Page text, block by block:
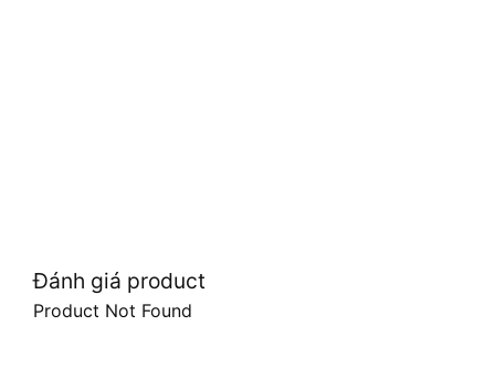
Đánh giá product
Product Not Found